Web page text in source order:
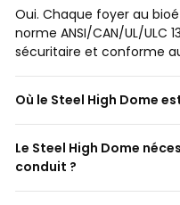
Oui. Chaque foyer au
norme ANSI/CAN/UL/ULC
sécuritaire et conforme
Où le Steel High Dome
Le Steel High Dome
conduit ?